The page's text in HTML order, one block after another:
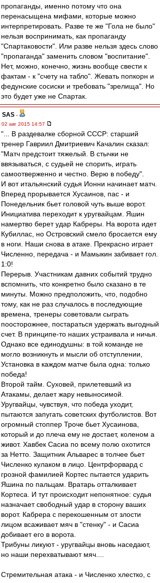
пропаганды, именно потому что она
перенасыщена мифами, которые можно
интерпретировать. Разве те же "Гола не было"
нельзя воспринимать, как пропаганду
"Спартаковости". Или разве нельзя здесь слово
"пропаганда" заменить словом "воспитание".
Нет, можно, конечно, жизнь вообще свести к
фактам - к "счету на табло". Жевать попкорн и
федунские сосиски и требовать "зрелища". Но
это будет уже не Спартак.
SAS -
02 авг 2015 14:57
"... В раздевалке сборной СССР: старший
тренер Гавриил Дмитриевич Качалин сказал:
"Матч предстоит тяжелый. В стычки не
ввязываться, с судьей не спорить, играть
самоотверженно и честно. Верю в победу".
И вот итальянский судья Ионни начинает матч.
Вперед прорывается Хусаинов, пас - и
Понедельник бьет головой чуть выше ворот.
Инициатива переходит к уругвайцам. Яшин
намертво берет удар Кабреры. На ворота идет
Кубиллас, но Островский смело бросается ему
в ноги. Наши снова в атаке. Прекрасно играет
Численно, передача - и Мамыкин забивает гол.
1:0!
Перерыв. Участникам давних событий трудно
вспомнить, что конкретно было сказано в те
минуты. Можно предположить, что, подобно
тому, как не раз случалось в последующие
времена, тренеры советовали сыграть
поосторожнее, постараться удержать выгодный
счет. В принципе-то наших устраивала и ничья.
Однако все единодушны: в той команде не
могло возникнуть и мысли об отступлении,
Установка в каждом матче была одна: только
победа!
Второй тайм. Суховей, прилетевший из
Атакамы, делает жару невыносимой.
Уругвайцы, чувствуя, что победа уходит,
пытаются запугать советских футболистов. Вот
огромный стоппер Троче бьет Хусаинова,
который и до плеча ему не достает, коленом а
живот. Хавбек Сасиа по всему полю охотится
за Нетто. Защитник Альварес в толчее бьет
Численко кулаком в лицо. Центрфорвард с
грозной фамилией Кортес пытается ударить
Яшина по пальцам. Вратарь отталкивает
Кортеса. И тут происходит непонятное: судья
назначает свободный удар в сторону ваших
ворот. Кабрера с перекошенным от злости
лицом всаживает мяч в "стенку" - и Сасиа
добивает его в ворота.
Трибуны ликуют - уругвайцы вновь наседают,
но наши перехватывают мяч....
Стремительная атака - и Численко хлестко, с